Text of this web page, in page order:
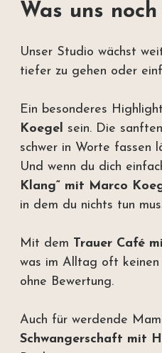
Was uns
Unser Studio wächst
tiefer zu gehen oder
Ein besonderes
Koegel sein. Die
schwer in Worte fassen
Und wenn du dich
Klang“ mit Marco
in dem du nichts tun
Mit dem Trauer Café
was im Alltag oft keinen
ohne Bewertung.
Auch für werdende
Schwangerschaft mit